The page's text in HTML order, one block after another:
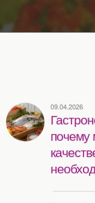
09.04.2026
почему